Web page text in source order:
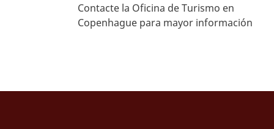
Contacte la Oficina de Turismo en
Copenhague para mayor información